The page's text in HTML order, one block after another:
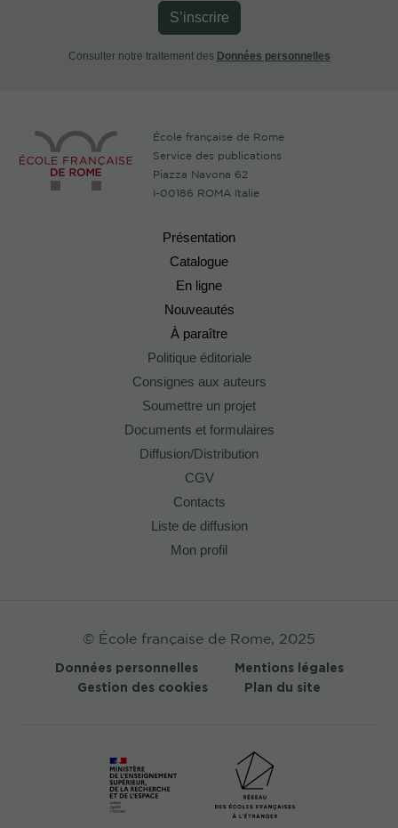
S’inscrire
Consulter notre traitement des Données personnelles
École française de Rome
Service des publications
Piazza Navona 62
I-00186 ROMA Italie
Présentation
Catalogue
En ligne
Nouveautés
À paraître
Politique éditoriale
Consignes aux auteurs
Soumettre un projet
Documents et formulaires
Diffusion/Distribution
CGV
Contacts
Liste de diffusion
Mon profil
© École française de Rome, 2025
Données personnelles
Mentions légales
Gestion des cookies
Plan du site